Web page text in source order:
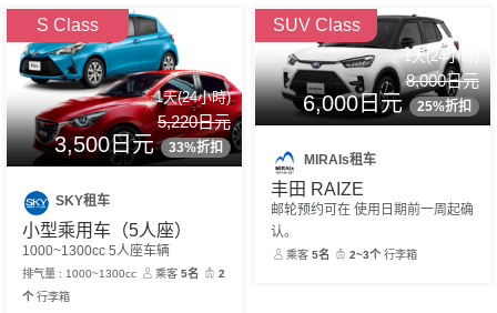
S Class
1天(24小時)
5,220日元
3,500日元 33%折扣
SKY租车
小型乘用车（5人座）
1000~1300cc 5人座车辆
排气量 : 1000~1300cc 乘客5名
2
个 行李箱
SUV Class
1天(24小時)
8,000日元
6,000日元 25%折扣
MIRAIs租车
丰田 RAIZE
邮轮预约可在 使用日期前一周起确
认。
乘客5名 2~3个行李箱